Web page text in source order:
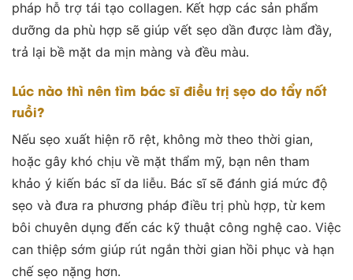
pháp hỗ trợ tái tạo collagen. Kết hợp các sản phẩm
dưỡng da phù hợp sẽ giúp vết sẹo dần được làm đầy,
trả lại bề mặt da mịn màng và đều màu.
Lúc nào thì nên tìm bác sĩ điều trị sẹo do tẩy nốt
ruồi?
Nếu sẹo xuất hiện rõ rệt, không mờ theo thời gian,
hoặc gây khó chịu về mặt thẩm mỹ, bạn nên tham
khảo ý kiến bác sĩ da liễu. Bác sĩ sẽ đánh giá mức độ
sẹo và đưa ra phương pháp điều trị phù hợp, từ kem
bôi chuyên dụng đến các kỹ thuật công nghệ cao. Việc
can thiệp sớm giúp rút ngắn thời gian hồi phục và hạn
chế sẹo nặng hơn.